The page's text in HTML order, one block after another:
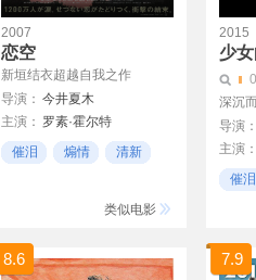
2007
恋空
新垣结衣超越自我之作
导演： 今井夏木
主演： 罗素·霍尔特
三浦春马
小出惠介
催泪 煽情 清新
类似电影
2015
少
0
深沉
导演
主演
何苗
催泪
8.6 7.9